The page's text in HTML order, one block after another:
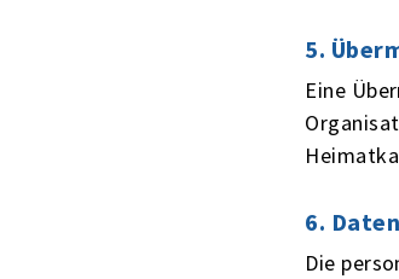
5.
Eine
6.
Die